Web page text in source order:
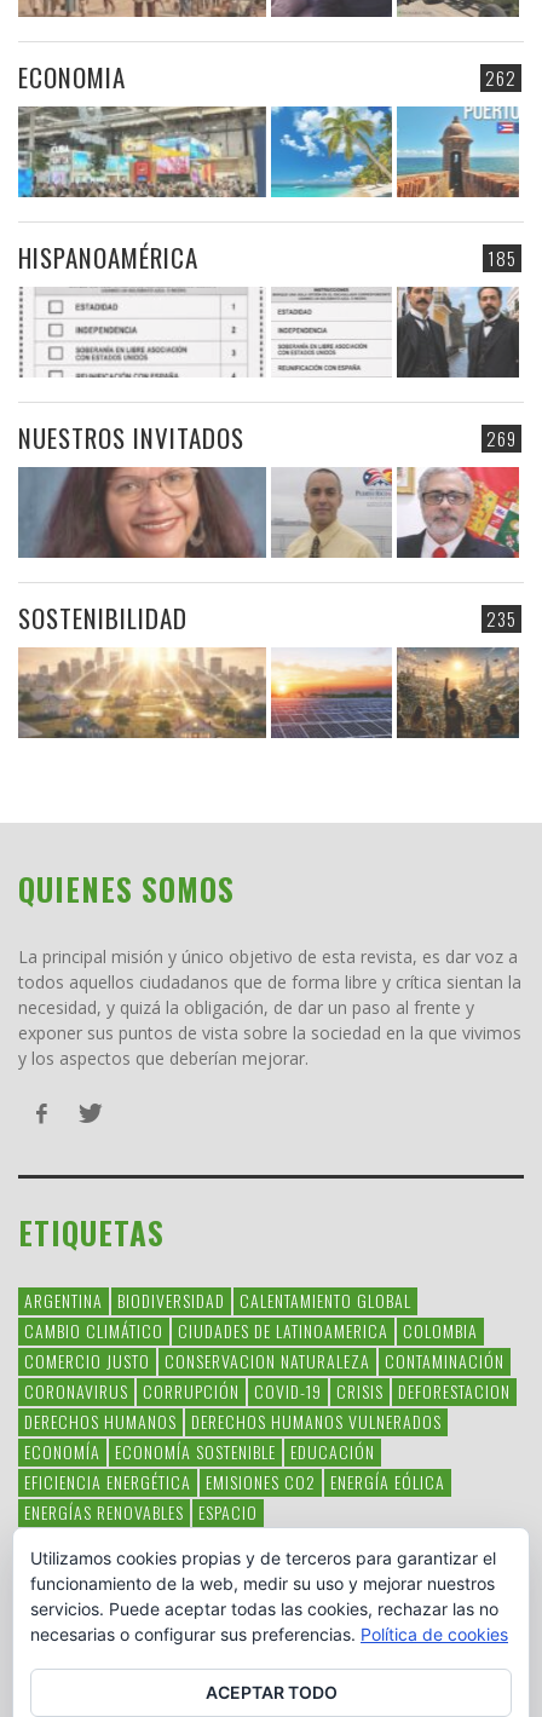
262
ECONOMIA
185
HISPANOAMÉRICA
269
NUESTROS INVITADOS
235
SOSTENIBILIDAD
QUIENES SOMOS
La principal misión y único objetivo de esta revista, es dar voz a
todos aquellos ciudadanos que de forma libre y crítica sientan la
necesidad, y quizá la obligación, de dar un paso al frente y
exponer sus puntos de vista sobre la sociedad en la que vivimos
y los aspectos que deberían mejorar.
ETIQUETAS
ARGENTINA BIODIVERSIDAD
CALENTAMIENTO GLOBAL
CAMBIO CLIMÁTICO
CIUDADES DE LATINOAMERICA
COLOMBIA
COMERCIO JUSTO
CONSERVACION NATURALEZA
CONTAMINACIÓN
CORONAVIRUS
CORRUPCIÓN COVID-19 CRISIS
DEFORESTACION
DERECHOS HUMANOS
DERECHOS HUMANOS VULNERADOS
ECONOMÍA
ECONOMÍA SOSTENIBLE
EDUCACIÓN
EFICIENCIA ENERGÉTICA
EMISIONES CO2
ENERGÍA EÓLICA
ENERGÍAS RENOVABLES
ESPACIO
HAMBRE LATINOAMÉRICA MEDIO AMBIENTE
MÉXICO
OBJETIVOS DEL MILENIO
ONGS PAZ POBREZA POESÍA
POLITICA
PUEBLOS INDÍGENAS RSC RSE
SOBERANÍA ALIMENTARIA
SOLIDARIDAD SOSTENIBILIDAD TECNOLOGÍA VERTIDO PETROLEO
Utilizamos cookies propias y de terceros para garantizar el
funcionamiento de la web, medir su uso y mejorar nuestros
servicios. Puede aceptar todas las cookies, rechazar las no
necesarias o configurar sus preferencias. Política de cookies
ACEPTAR TODO